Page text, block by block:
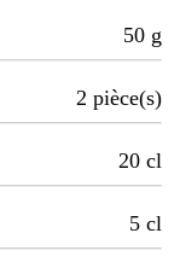
50 g
2 pièce(s)
20 cl
5 cl